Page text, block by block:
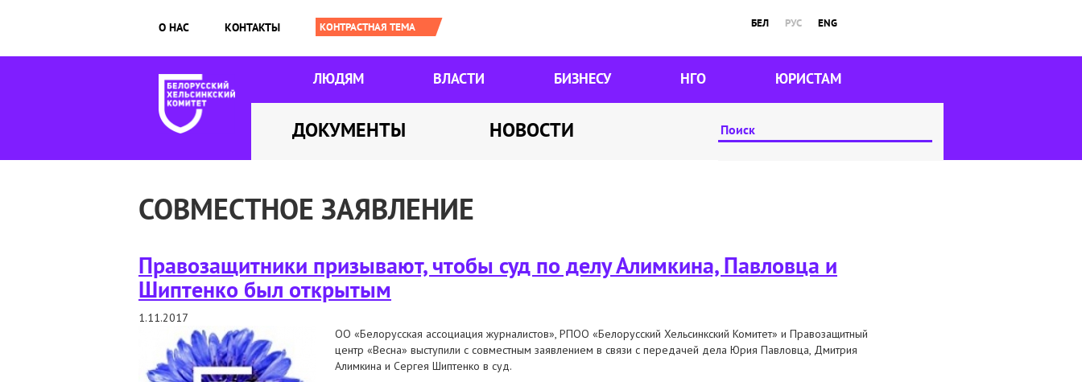
О НАС КОНТАКТЫ БЕЛ РУС ENG
ЛЮДЯМ ВЛАСТИ БИЗНЕСУ НГО ЮРИСТАМ
ДОКУМЕНТЫ НОВОСТИ
СОВМЕСТНОЕ ЗАЯВЛЕНИЕ
Правозащитники призывают, чтобы суд по делу Алимкина, Павловца и
Шиптенко был открытым
1.11.2017
ОО «Белорусская ассоциация журналистов», РПОО «Белорусский Хельсинкский Комитет» и Правозащитный
центр «Весна» выступили с совместным заявлением в связи с передачей дела Юрия Павловца, Дмитрия
Алимкина и Сергея Шиптенко в суд.